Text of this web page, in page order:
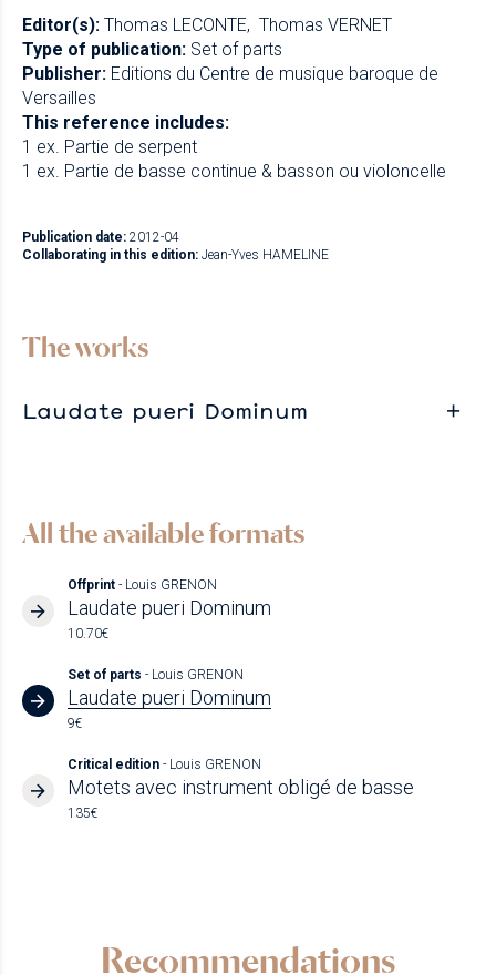
Editor(s): Thomas LECONTE
Thomas VERNET
Type of publication: Set of parts
Publisher: Editions du Centre de musique baroque de
Versailles
This reference includes:
1 ex. Partie de serpent
1 ex. Partie de basse continue & basson ou violoncelle
Publication date: 2012-04
Collaborating in this edition: Jean-Yves HAMELINE
The works
Laudate pueri Dominum
All the available formats
Offprint - Louis GRENON
Laudate pueri Dominum
10.70€
Set of parts - Louis GRENON
Laudate pueri Dominum
9€
Critical edition - Louis GRENON
Motets avec instrument obligé de basse
135€
Recommendations